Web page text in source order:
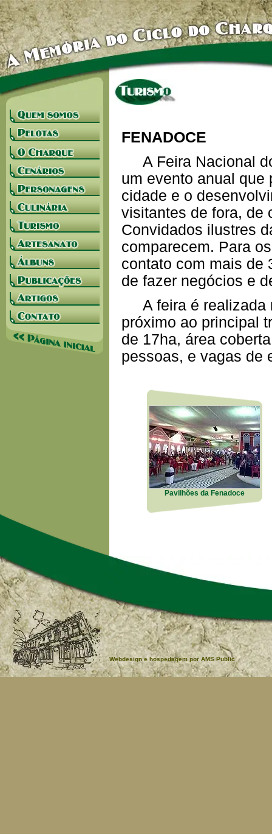
FENADOCE
A Feira Nacional
um evento anual que
cidade e o
visitantes de fora, de
Convidados ilustres
comparecem. Para
contato com mais de
de fazer negócios e
A feira é realizada
próximo ao principal
de 17ha, área
pessoas, e vagas de
Pavilhões da Fenadoce
Webdesign e hospedagem por AMS Public